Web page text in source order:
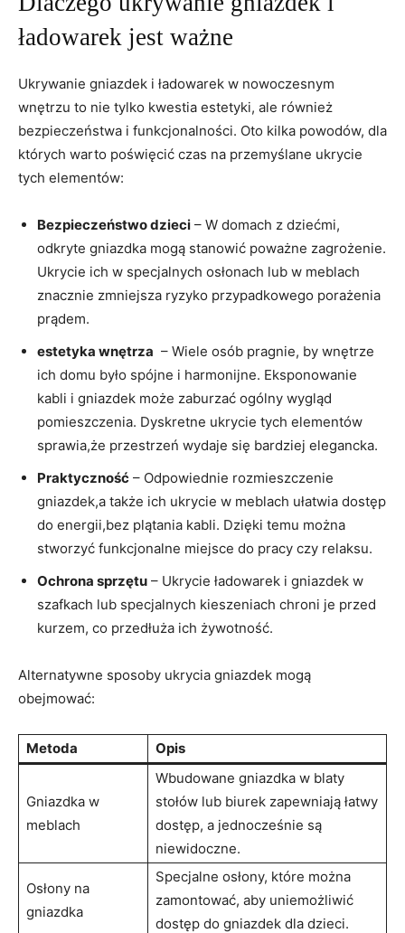
ładowarek ‌jest ważne
Ukrywanie gniazdek i‌ ładowarek w nowoczesnym
wnętrzu to nie tylko kwestia estetyki,‌ ale również
bezpieczeństwa i funkcjonalności. Oto kilka powodów, dla
których warto ‌poświęcić czas na przemyślane ukrycie
tych elementów:
Bezpieczeństwo dzieci – W domach z dziećmi,
odkryte gniazdka mogą stanowić poważne zagrożenie.
Ukrycie ich w specjalnych osłonach ‌lub w ⁤meblach
znacznie zmniejsza⁢ ryzyko ‌przypadkowego ​porażenia
prądem.
estetyka wnętrza ​ – Wiele ‍osób pragnie, by wnętrze
ich domu było ⁣spójne i harmonijne. Eksponowanie
kabli i⁤ gniazdek może zaburzać ogólny wygląd
pomieszczenia. Dyskretne ukrycie tych⁤ elementów
sprawia,że przestrzeń wydaje ​się bardziej elegancka.
Praktyczność – Odpowiednie rozmieszczenie
gniazdek,a także ⁢ich ukrycie w meblach ułatwia dostęp
do energii,bez plątania kabli. Dzięki temu ⁤można
stworzyć funkcjonalne miejsce do pracy czy relaksu.
Ochrona sprzętu – Ukrycie ładowarek i gniazdek w
szafkach lub⁤ specjalnych‌ kieszeniach chroni je przed
kurzem, co ‍przedłuża ich żywotność.
Alternatywne sposoby ukrycia gniazdek mogą
obejmować:
Metoda Opis
Gniazdka w
meblach
Wbudowane gniazdka w blaty
⁣stołów lub biurek zapewniają łatwy
dostęp, a jednocześnie są
niewidoczne.
Osłony na
gniazdka
Specjalne osłony, ⁢które można
zamontować, aby uniemożliwić
dostęp do gniazdek ​dla dzieci.